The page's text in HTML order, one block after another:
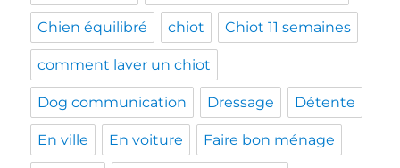
Chien équilibré chiot Chiot 11 semaines
comment laver un chiot
Dog communication Dressage Détente
En ville En voiture Faire bon ménage